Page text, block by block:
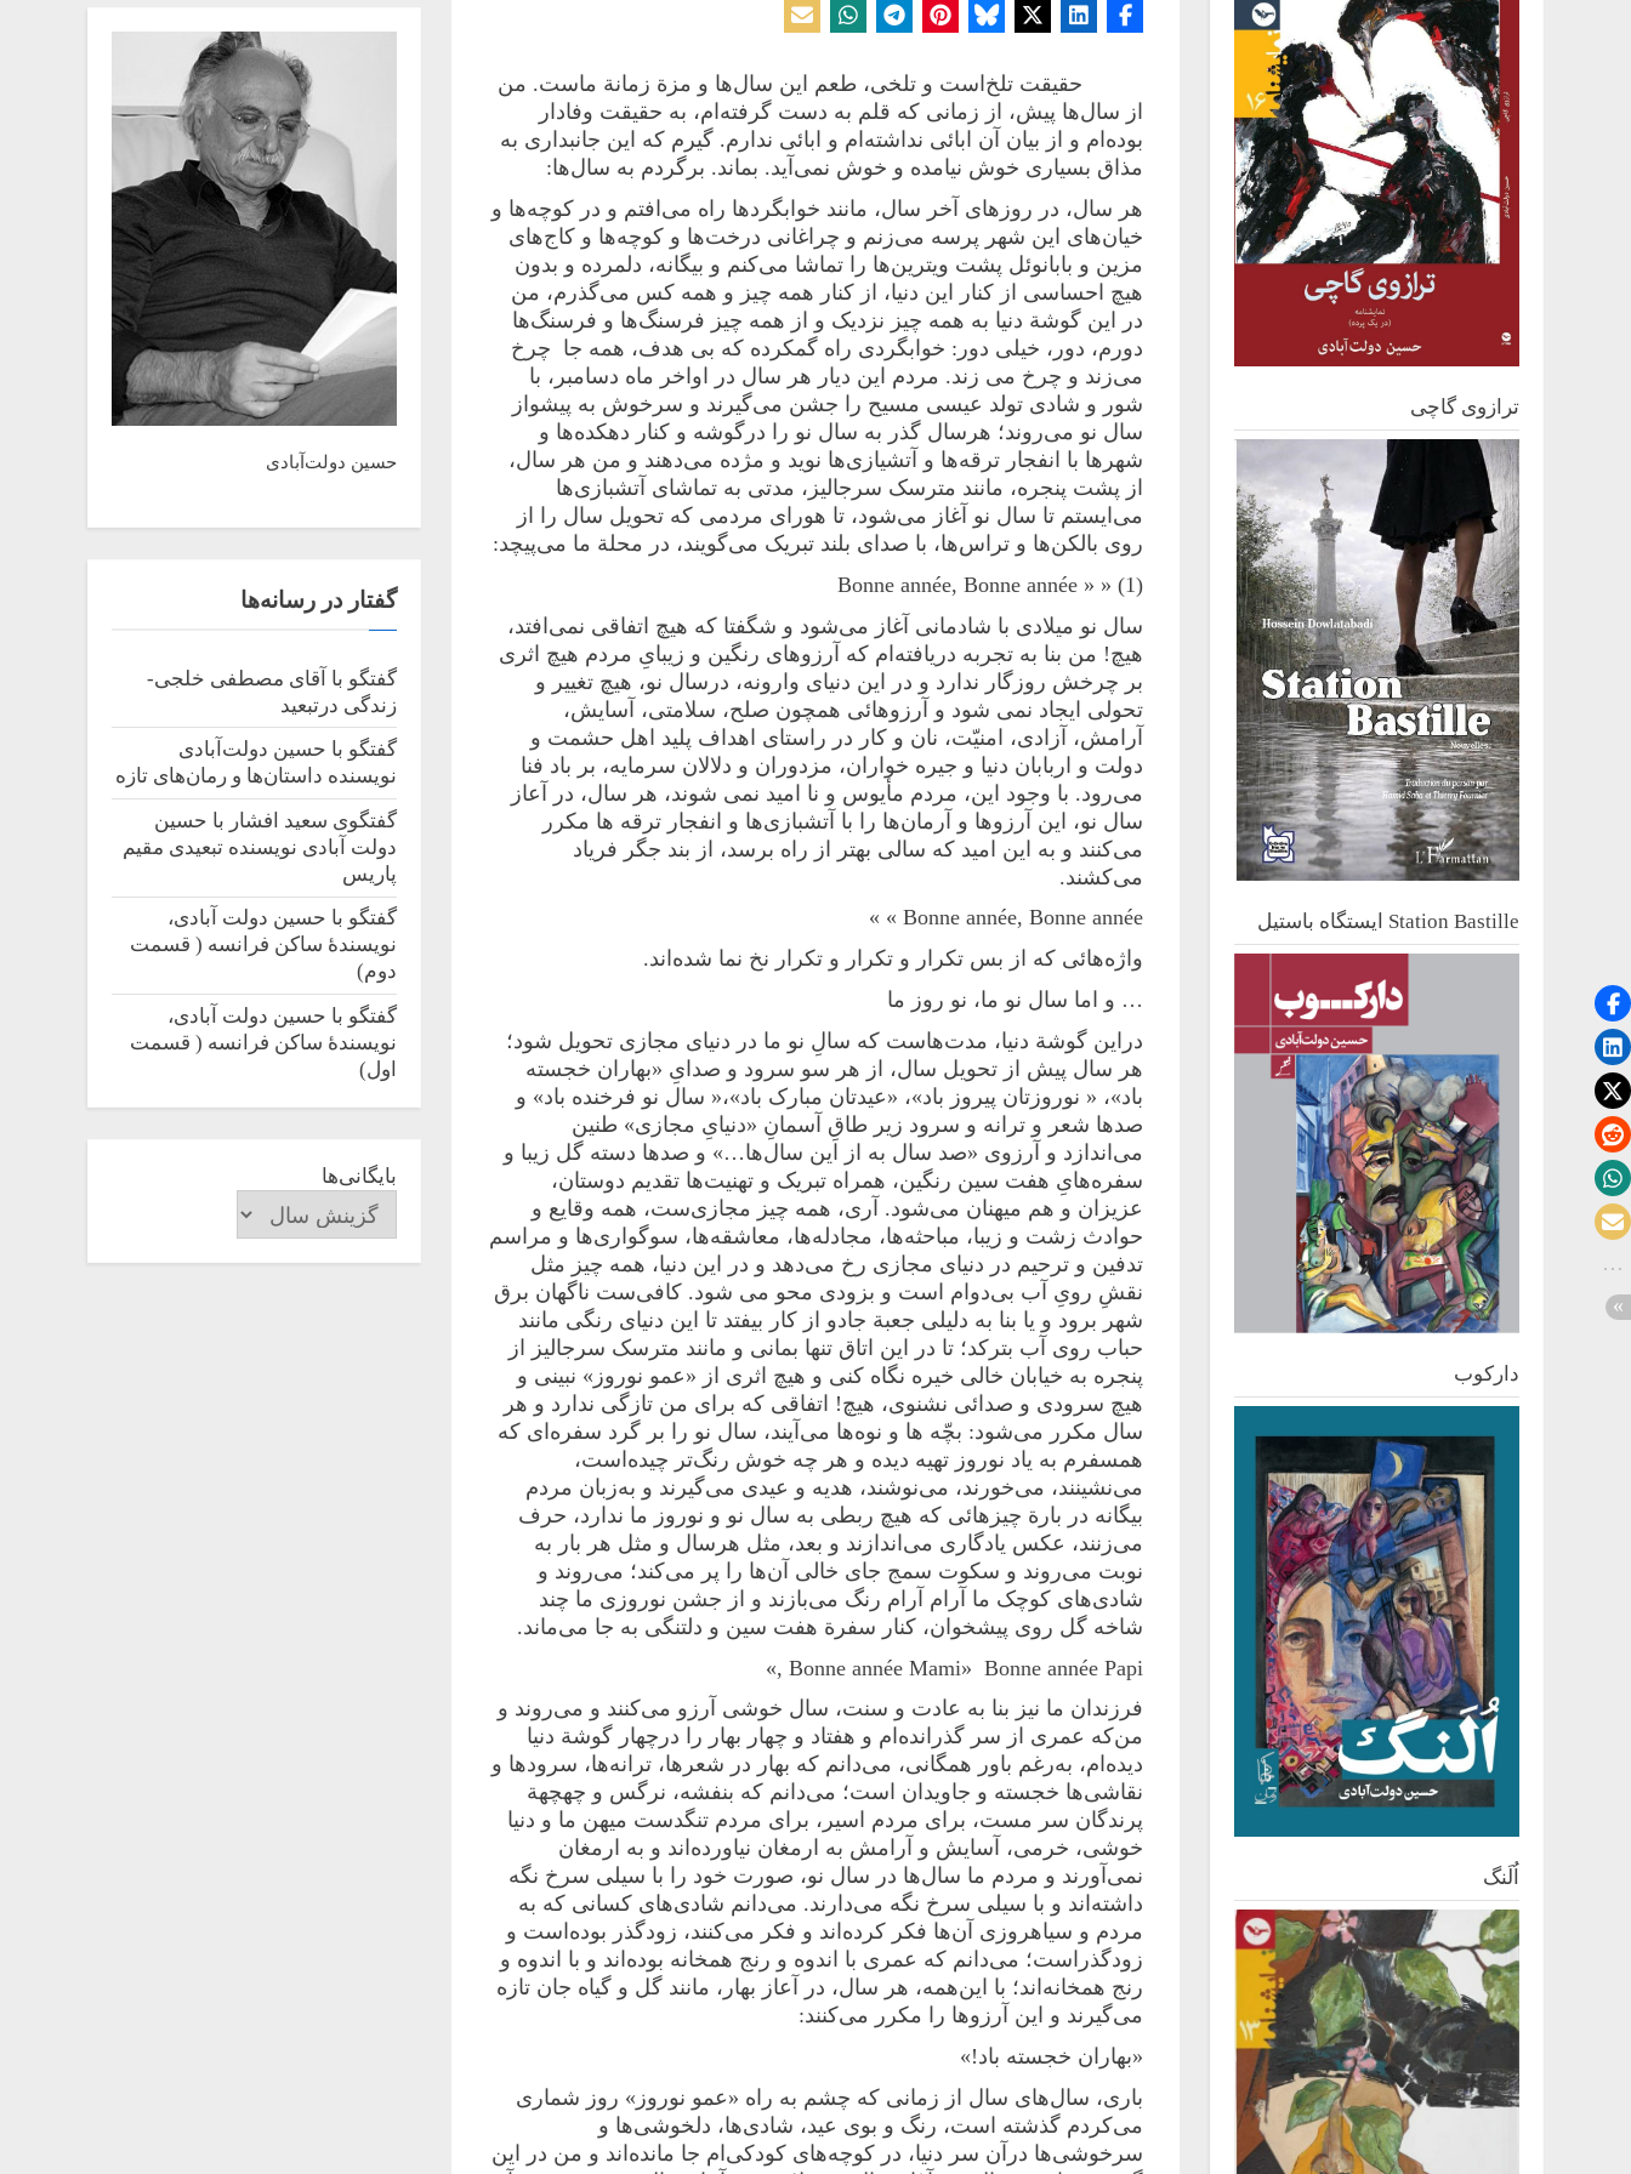
حقیقت تلخ‌است و تلخی، طعم این سال‌ها و مزة زمانة ماست. من
از سال‌ها پیش، از زمانی که قلم به دست گرفته‌ام، به حقیقت وفادار
بوده‌ام و از بیان آن ابائی نداشته‌ام و ابائی ندارم. گیرم که این جانبداری به
مذاق بسیاری خوش نیامده و خوش نمی‌آید. بماند. برگردم به سال‌ها:
هر‌ سال، در روزهای آخر سال، مانند خوابگردها راه می‌افتم و در کوچه‌ها و
خیان‌های این شهر پرسه می‌زنم و چراغانی ‌درخت‌ها و کوچه‌ها و کاج‌های
مزین و بابانوئل پشت ویترین‌ها را تماشا می‌کنم و بیگانه، دلمرده و بدون
هیچ احساسی از کنار این دنیا، از کنار همه چیز و همه کس می‌گذرم، من
در این گوشة دنیا به همه چیز نزدیک‌ و از همه چیز فرسنگ‌ها و فرسنگ‌ها
دورم، دور، خیلی دور: خوابگردی راه گمکرده که بی هدف، همه جا چرخ
می‌زند و چرخ می زند. مردم این دیار هر سال در اواخر ماه دسامبر، با
شور و شادی تولد عیسی مسیح را جشن می‌گیرند و سرخوش به پیشواز
سال نو می‌روند؛ هرسال گذر به سال نو را درگوشه و کنار دهکده‌ها و
شهرها با انفجار ترقه‌ها و آتشیازی‌ها نوید و مژده می‌دهند و من هر‌ سال،
از پشت پنجره، مانند مترسک سر‌جالیز، مدتی به‌ تماشای آتشبازی‌ها
می‌ایستم تا سال نو آغاز می‌شود، تا هورای مردمی که تحویل سال را از
روی بالکن‌ها و تراس‌ها، با صدای بلند تبریک می‌گویند، در محلة ما می‌پیچد:
Bonne année, Bonne année » » (1)
سال نو میلادی با شادمانی آغاز می‌شود و شگفتا که هیچ اتفاقی نمی‌افتد،
هیچ! من بنا به تجربه دریافته‌ام که آرزوهای رنگین و زیبایِ مردم هیچ اثری
بر چرخش روزگار ندارد و در این دنیای وارونه، درسال نو، هیچ تغییر و
تحولی ایجاد نمی شود و آرزوهائی همچون صلح، سلامتی، آسایش،
آرامش، آزادی، امنیّت، نان و کار در راستای اهداف پلید اهل حشمت و
دولت و اربابان دنیا و جیره خواران، مزدوران و دلالان سرمایه، بر باد فنا
می‌رود. با وجود این، مردم مأیوس و نا امید نمی شوند، هر سال، در آعاز
سال نو، این آرزوها و آرمان‌ها را با آتشبازی‌ها و انفجار ترقه ها مکرر
می‌کنند و به این امید که سالی بهتر از راه برسد، از بند جگر فریاد
می‌کشند.
Bonne année, Bonne année » »
واژه‌هائی که از بس تکرار و تکرار و تکرار نخ نما شده‌اند.
… و اما سال نو ما، نو روز ما
دراین گوشة دنیا، مدت‌هاست که سالِ نو ما در دنیای مجازی تحویل شود؛
هر ‌سال پیش از تحویل سال، از هر سو سرود و صدایِ «بهاران خجسته
باد»، « نوروزتان پیروز باد»، «عیدتان مبارک باد»،« سال نو فرخنده باد» و
صدها شعر و ترانه و سرود زیر طاقِ آسمانِ «دنیایِ مجازی» طنین
می‌اندازد و آرزوی «صد سال به از این سال‌ها…» و صدها دسته گل زیبا و
سفره‌‌هایِ هفت سین رنگین، همراه تبریک و تهنیت‌ها تقدیم دوستان،
عزیزان و هم میهنان می‌شود. آری، همه چیز مجازی‌ست، همه‌ وقایع و
حوادث زشت و زیبا، مباحثه‌ها، مجادله‌ها، معاشقه‌ها، سوگواری‌ها و مراسم
تدفین و ترحیم در‌ دنیای مجازی رخ می‌دهد و در این دنیا، همه چیز مثل
نقشِ رویِ آب بی‌دوام است و بزودی محو می شود. کافی‌ست ناگهان برق
شهر برود و یا بنا به دلیلی جعبة جادو از کار بیفتد تا این دنیای رنگی مانند
حباب روی آب بترکد؛ تا در ‌این اتاق تنها بمانی و مانند مترسک سرجالیز از
پنجره به خیابان خالی خیره نگاه کنی و هیچ اثری از «عمو نوروز» نبینی و
هیچ سرودی و صدائی نشنوی، هیچ! اتفاقی که برای من تازگی ندارد و هر
سال مکرر می‌شود: بچّه ها و نوه‌ها می‌آیند، سال نو را بر گرد سفره‌‌ای که
همسفرم به یاد نوروز تهیه دیده و هر چه خوش‌ رنگ‌تر چیده‌است،
می‌نشینند، می‌خورند، می‌نوشند، هدیه و عیدی می‌گیرند و به‌زبان مردم
بیگانه در بارة چیزهائی که هیچ ربطی به سال نو و نوروز ما ندارد، حرف
می‌زنند، عکس یادگاری می‌اندازند و بعد، مثل هر‌سال و مثل هر بار به
نوبت می‌روند و سکوت سمج جای خالی آن‌ها را پر می‌کند؛ می‌روند و
شادی‌های کوچک ما آرام آرام رنگ می‌بازند و از جشن نوروزی ما چند
شاخه گل روی پیشخوان، کنار سفرة هفت سین و دلتنگی به جا می‌ماند.
Bonne année Mami» Bonne année Papi ,»
فرزندان ما نیز بنا به عادت و سنت، سال خوشی آرزو می‌کنند و می‌روند و
من‌که عمری از سر گذرانده‌ام و هفتاد و چهار بهار را در‌چهار گوشة دنیا
دیده‌ام، به‌رغم باور همگانی، می‌دانم که بهار در شعرها، ترانه‌ها، سرودها و
نقاشی‌ها خجسته‌ و جاویدان است؛ می‌دانم که بنفشه، نرگس و چهچهة
پرندگان سر مست، برای مردم اسیر، برای مردم تنگدست میهن ما و دنیا
خوشی، خرمی، آسایش و آرامش به ارمغان نیاورده‌اند و به‌ ارمغان
نمی‌آورند و مردم ما سال‌ها در سال نو، صورت خود را با سیلی سرخ نگه
داشته‌اند و با سیلی سرخ نگه می‌دارند. می‌دانم شادی‌های کسانی که به
مردم و سیاهروزی آن‌ها فکر کرده‌اند و فکر می‌کنند، زودگذر بوده‌است و
زودگذراست؛ می‌دانم که عمری با اندوه و رنج همخانه ‌بوده‌اند و با اندوه و
رنج همخانه‌اند؛ با این‌همه، هر سال، در آعاز بهار، مانند گل و گیاه جان تازه
می‌گیرند و این آرزوها را مکرر می‌کنند:
«بهاران خجسته باد!»
باری، سال‌های سال از زمانی که چشم به راه «عمو نوروز» روز شماری
می‌کردم گذشته ‌است، رنگ و بوی عید، شادی‌ها، دلخوشی‌ها و
سرخوشی‌ها در‌آن سر دنیا، در کوچه‌های کودکی‌ام جا مانده‌اند و من در این
ترازوی گاچی
Station Bastille ایستگاه باستیل
دارکوب
اُلَنگ
حسین دولت‌آبادی
گفتار در رسانه‌ها
گفتگو با آقای مصطفی خلجی-
زندگی درتبعید
گفتگو با حسین دولت‌آبادی
نویسنده داستان‌‌ها و رمان‌های تازه
گفتگوی سعید افشار با حسین
دولت آبادی نویسنده تبعیدی مقیم
پاریس
گفتگو با حسین دولت آبادی،
نویسندۀ ساکن فرانسه ( قسمت
دوم)
گفتگو با حسین دولت آبادی،
نویسندۀ ساکن فرانسه ( قسمت
اول)
بایگانی‌ها